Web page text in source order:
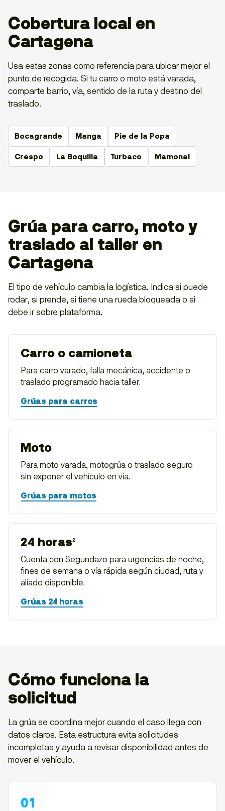
Cobertura local en
Cartagena
Usa estas zonas como referencia para ubicar mejor el
punto de recogida. Si tu carro o moto está varada,
comparte barrio, vía, sentido de la ruta y destino del
traslado.
Bocagrande Manga Pie de la Popa
Crespo La Boquilla Turbaco Mamonal
Grúa para carro, moto y
traslado al taller en
Cartagena
El tipo de vehículo cambia la logística. Indica si puede
rodar, si prende, si tiene una rueda bloqueada o si
debe ir sobre plataforma.
Carro o camioneta
Para carro varado, falla mecánica, accidente o
traslado programado hacia taller.
Grúas para carros
Moto
Para moto varada, motogrúa o traslado seguro
sin exponer el vehículo en vía.
Grúas para motos
24 horas2
Cuenta con Segundazo para urgencias de noche,
fines de semana o vía rápida según ciudad, ruta y
aliado disponible.
Grúas 24 horas
Cómo funciona la
solicitud
La grúa se coordina mejor cuando el caso llega con
datos claros. Esta estructura evita solicitudes
incompletas y ayuda a revisar disponibilidad antes de
mover el vehículo.